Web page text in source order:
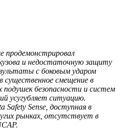
продемонстрировал
и недостаточную защиту
с боковым ударом
существенное смещение в
безопасности и систем
усугубляет ситуацию.
Safety Sense, доступная в
рынках, отсутствует в